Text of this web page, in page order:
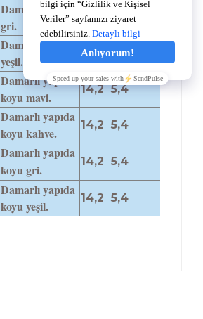
Damarlı yapıda
gri.
14,0 4,8
Damarlı yapıda
yeşil.
14,0 4,8
Damarlı yapıda
koyu mavi.
14,2 5,4
Damarlı yapıda
koyu kahve.
14,2 5,4
Damarlı yapıda
koyu gri.
14,2 5,4
Damarlı yapıda
koyu yeşil.
14,2 5,4